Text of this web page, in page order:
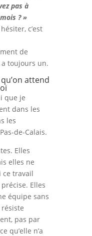
pas à
? »
c’est
de
a toujours un.
attend
que je
dans les
les
de-Calais.
Elles
elles ne
ce travail
Elles
équipe sans
pas par
qu’elle n’a